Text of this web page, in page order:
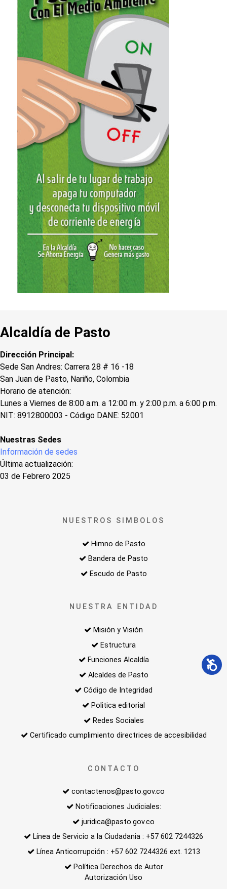
Alcaldía de Pasto
Dirección Principal:
Sede San Andres: Carrera 28 # 16 -18
San Juan de Pasto, Nariño, Colombia
Horario de atención:
Lunes a Viernes de 8:00 a.m. a 12:00 m. y 2:00 p.m. a 6:00 p.m.
NIT: 8912800003 - Código DANE: 52001
Nuestras Sedes
Información de sedes
Última actualización:
03 de Febrero 2025
NUESTROS SIMBOLOS
Himno de Pasto
Bandera de Pasto
Escudo de Pasto
NUESTRA ENTIDAD
Misión y Visión
Estructura
Funciones Alcaldía
Alcaldes de Pasto
Código de Integridad
Politica editorial
Redes Sociales
Certificado cumplimiento directrices de accesibilidad
CONTACTO
contactenos@pasto.gov.co
Notificaciones Judiciales:
juridica@pasto.gov.co
Línea de Servicio a la Ciudadania : +57 602 7244326
Línea Anticorrupción : +57 602 7244326 ext. 1213
Política Derechos de Autor
Autorización Uso